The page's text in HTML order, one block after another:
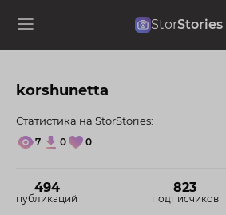
StorStories
korshunetta
494
публикаций
823
подписчиков
Статистика на StorStories:
7 0 0